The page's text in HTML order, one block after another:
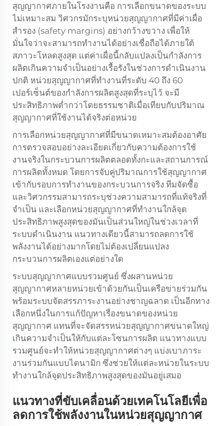
สุญญากาศภายในโรงงานคือ การเลือกขนาดของระบบ
ไม่เหมาะสม วิศวกรมักระบุหน่วยสุญญากาศที่มีค่าเผื่อ
สำรอง (safety margins) อย่างกว้างขวาง เพื่อให้
มั่นใจว่าจะสามารถทำงานได้อย่างเชื่อถือได้ภายใต้
สภาวะโหลดสูงสุด แต่ค่าเผื่อนี้กลับแปลงเป็นกำลังการ
ผลิตเกินความจำเป็นอย่างเรื้อรังในช่วงการดำเนินงาน
ปกติ หน่วยสุญญากาศที่ทำงานที่ระดับ 40 ถึง 60
เปอร์เซ็นต์ของกำลังการผลิตสูงสุดที่ระบุไว้ จะมี
ประสิทธิภาพต่ำกว่าโดยธรรมชาติเมื่อเทียบกับปริมาณ
สุญญากาศที่ใช้งานได้จริงต่อหน่วย
การเลือกหน่วยสุญญากาศที่มีขนาดเหมาะสมต้องอาศัย
การตรวจสอบอย่างละเอียดเกี่ยวกับความต้องการใช้
งานจริงในกระบวนการผลิตตลอดทั้งกะและสถานการณ์
การผลิตทั้งหมด โดยการจับคู่ปริมาณการใช้สุญญากาศ
เข้ากับรอบการทำงานของกระบวนการจริง ทีมจัดซื้อ
และวิศวกรรมสามารถระบุช่วงความสามารถที่แท้จริงที่
จำเป็น และเลือกหน่วยสุญญากาศที่ทำงานใกล้จุด
ประสิทธิภาพสูงสุดของมันเป็นส่วนใหญ่ในช่วงเวลาที่
ระบบดำเนินงาน แนวทางเดียวนี้สามารถลดการใช้
พลังงานได้อย่างมากโดยไม่ต้องเปลี่ยนแปลง
กระบวนการผลิตเองแต่อย่างใด
ระบบสุญญากาศแบบรวมศูนย์ ซึ่งผสานหน่วย
สุญญากาศหลายหน่วยเข้าด้วยกันเป็นเครือข่ายร่วมกัน
พร้อมระบบจัดสรรภาระงานอย่างชาญฉลาด เป็นอีกทาง
เลือกหนึ่งในการแก้ปัญหาเรื่องขนาดของหน่วย
สุญญากาศ แทนที่จะจัดสรรหน่วยสุญญากาศขนาดใหญ่
เกินความจำเป็นให้กับแต่ละโซนการผลิต แนวทางแบบ
รวมศูนย์จะทำให้หน่วยสุญญากาศต่างๆ แบ่งเบาภาระ
งานร่วมกันแบบไดนามิก ซึ่งช่วยให้แต่ละหน่วยในระบบ
ทำงานใกล้จุดประสิทธิภาพสูงสุดของมันอยู่เสมอ
แนวทางที่ขับเคลื่อนด้วยเทคโนโลยีเพื่อ
ลดการใช้พลังงานในหน่วยสุญญากาศ